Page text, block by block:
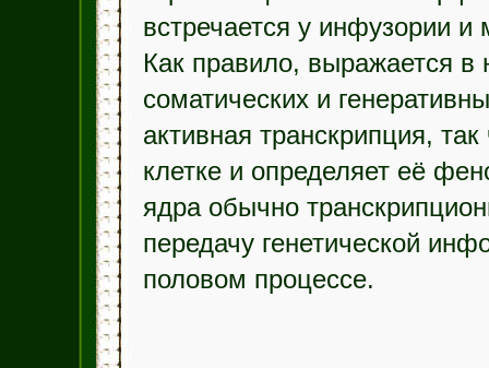
встречается у инфузории
Как правило, выражается
соматических и
активная транскрипция,
клетке и определяет её
ядра обычно
передачу генетической
половом процессе.